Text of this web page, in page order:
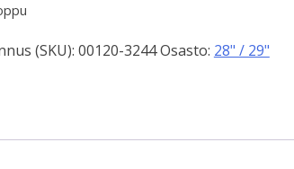
(SKU): 00120-3244Osasto: 28" / 29"